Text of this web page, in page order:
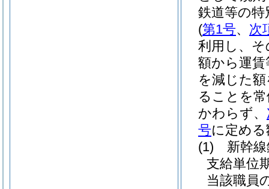
鉄道等の特
(第1号、 次
利用し、
額から運
を減じた
ることを
かわらず、
号に定め
(1)
新幹
支給単位
当該職員